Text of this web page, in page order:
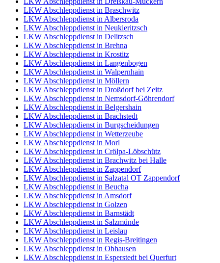
LKW Abschleppdienst in Braschwitz
LKW Abschleppdienst in Albersroda
LKW Abschleppdienst in Neukieritzsch
LKW Abschleppdienst in Delitzsch
LKW Abschleppdienst in Brehna
LKW Abschleppdienst in Krostitz
LKW Abschleppdienst in Langenbogen
LKW Abschleppdienst in Walpernhain
LKW Abschleppdienst in Möllern
LKW Abschleppdienst in Droßdorf bei Zeitz
LKW Abschleppdienst in Nemsdorf-Göhrendorf
LKW Abschleppdienst in Belgershain
LKW Abschleppdienst in Brachstedt
LKW Abschleppdienst in Burgscheidungen
LKW Abschleppdienst in Wetterzeube
LKW Abschleppdienst in Morl
LKW Abschleppdienst in Crölpa-Löbschütz
LKW Abschleppdienst in Brachwitz bei Halle
LKW Abschleppdienst in Zappendorf
LKW Abschleppdienst in Salzatal OT Zappendorf
LKW Abschleppdienst in Beucha
LKW Abschleppdienst in Amsdorf
LKW Abschleppdienst in Golzen
LKW Abschleppdienst in Barnstädt
LKW Abschleppdienst in Salzmünde
LKW Abschleppdienst in Leislau
LKW Abschleppdienst in Regis-Breitingen
LKW Abschleppdienst in Obhausen
LKW Abschleppdienst in Esperstedt bei Querfurt